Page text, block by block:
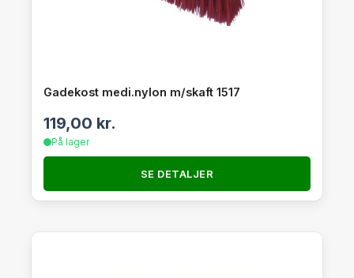
Gadekost medi.nylon m/skaft 1517
119,00 kr.
På lager
SE DETALJER